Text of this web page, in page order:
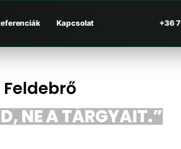
Kapcsolat +36
NE A TÁRGYAIT.”